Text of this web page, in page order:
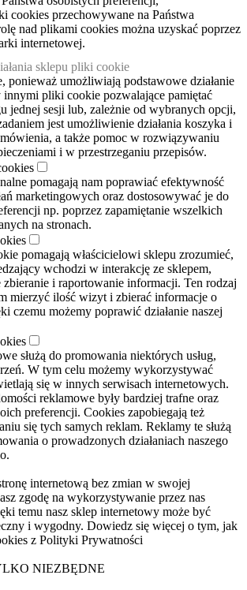
cookies przechowywane na Państwa
nad plikami cookies można uzyskać poprzez
internetowej.
sklepu pliki cookie
ponieważ umożliwiają podstawowe działanie
innymi pliki cookie pozwalające pamiętać
jednej sesji lub, zależnie od wybranych opcji,
jest umożliwienie działania koszyka i
a także pomoc w rozwiązywaniu
i w przestrzeganiu przepisów.
pomagają nam poprawiać efektywność
marketingowych oraz dostosowywać je do
np. poprzez zapamiętanie wszelkich
na stronach.
pomagają właścicielowi sklepu zrozumieć,
wchodzi w interakcję ze sklepem,
i raportowanie informacji. Ten rodzaj
mierzyć ilość wizyt i zbierać informacje o
czemu możemy poprawić działanie naszej
służą do promowania niektórych usług,
W tym celu możemy wykorzystywać
się w innych serwisach internetowych.
reklamowe były bardziej trafne oraz
preferencji. Cookies zapobiegają też
się tych samych reklam. Reklamy te służą
o prowadzonych działaniach naszego
internetową bez zmian w swojej
zgodę na wykorzystywanie przez nas
temu nasz sklep internetowy może być
i wygodny. Dowiedz się więcej o tym, jak
z Polityki Prywatności
NIEZBĘDNE